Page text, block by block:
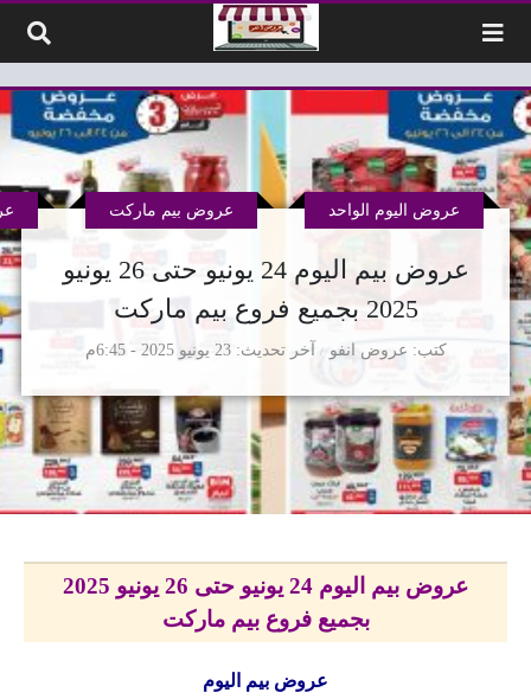
عروض بيم اليوم 24 يونيو حتى 26 يونيو
2025 بجميع فروع بيم ماركت
كتب عروض انفو
عروض اليوم الواحد عروض بيم ماركت
آخر تحديث 23 يونيو 2025 - 6:45م
عروض بيم اليوم 24 يونيو حتى 26 يونيو 2025
بجميع فروع بيم ماركت
عروض بيم اليوم